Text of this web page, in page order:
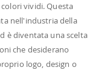
vividi. Questa
nell'industria della
è diventata una scelta
che desiderano
logo, design o